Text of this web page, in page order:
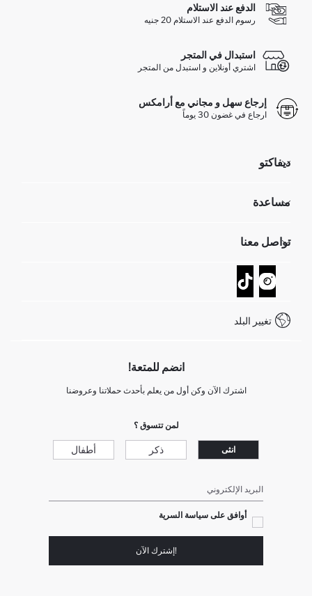
الدفع عند الاستلام
رسوم الدفع عند الاستلام 20 جنيه
استبدال في المتجر
اشتري أونلاين و استبدل من المتجر
إرجاع سهل و مجاني مع أرامكس
ارجاع في غضون 30 يوماً
ديفاكتو
تعرف علينا
GIFT CLUB
مساعدة
عمليات الارجاع و الاستبدال السهلة
تتبع الشحنة
كيف يمكنك التسوق في ديفاكتو ؟
كيف تدفع في ديفاكتو؟
شروط المنافسة
تواصل معنا
نموذج الاتصال
خدمة العملاء
Call Center 19782
تغيير البلد
انضم للمتعة!
اشترك الآن وكن أول من يعلم بأحدث حملاتنا وعروضنا
لمن تتسوق ؟
انثى ذكر أطفال
البريد الإلكتروني
أوافق على سياسة السرية
!إشترك الآن